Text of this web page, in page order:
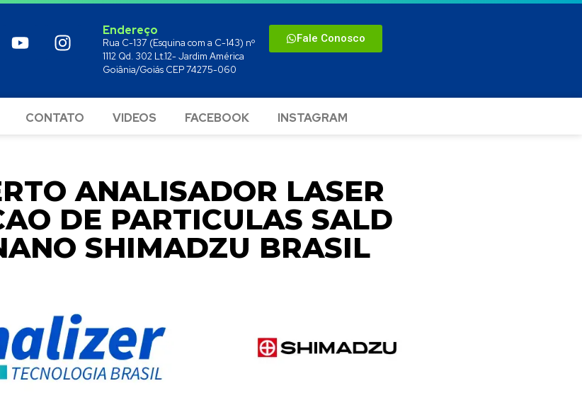
Endereço
Rua C-137 (Esquina com a C-143) nº
1112 Qd. 302 Lt.12- Jardim América
Goiânia/Goiás CEP 74275-060
Fale Conosco
CONTATO VIDEOS FACEBOOK INSTAGRAM
ANALISADOR LASER
DE PARTICULAS SALD
SHIMADZU BRASIL